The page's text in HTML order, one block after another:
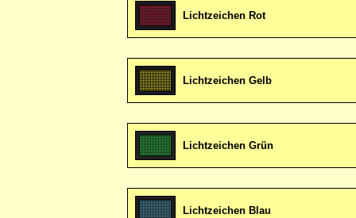
Lichtzeichen Rot
Lichtzeichen Gelb
Lichtzeichen Grün
Lichtzeichen Blau